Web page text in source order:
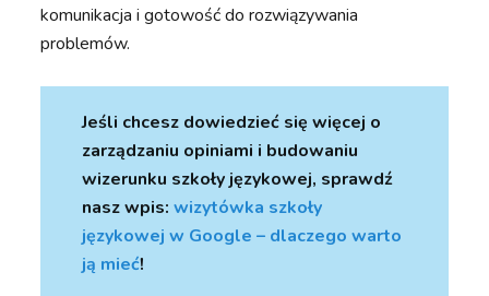
komunikacja i gotowość do rozwiązywania
problemów.
Jeśli chcesz dowiedzieć się więcej o
zarządzaniu opiniami i budowaniu
wizerunku szkoły językowej, sprawdź
nasz wpis:wizytówka szkoły
językowej w Google – dlaczego warto
ją mieć!